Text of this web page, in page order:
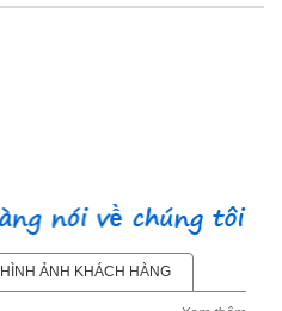
HÌNH ẢNH KHÁCH HÀNG